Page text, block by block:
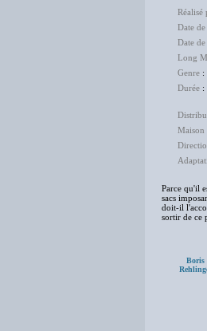
Réalisé
Date
Date
Long
Genre :
Durée :
Maison
Parce qu'il
sacs
doit-il
sortir de ce
Boris